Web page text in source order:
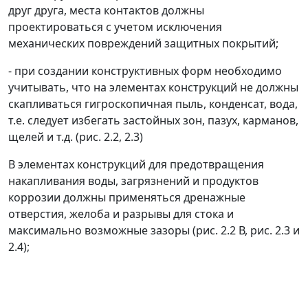
друг друга, места контактов должны
проектироваться с учетом исключения
механических повреждений защитных покрытий;
- при создании конструктивных форм необходимо
учитывать, что на элементах конструкций не должны
скапливаться гигроскопичная пыль, конденсат, вода,
т.е. следует избегать застойных зон, пазух, карманов,
щелей и т.д. (рис. 2.2, 2.3)
В элементах конструкций для предотвращения
накапливания воды, загрязнений и продуктов
коррозии должны применяться дренажные
отверстия, желоба и разрывы для стока и
максимально возможные зазоры (рис. 2.2 В, рис. 2.3 и
2.4);